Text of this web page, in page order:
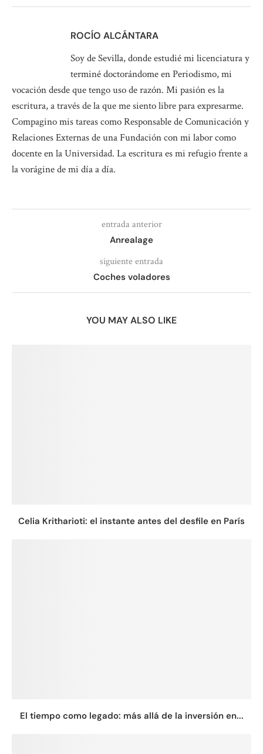
ROCÍO ALCÁNTARA
Soy de Sevilla, donde estudié mi licenciatura y
terminé doctorándome en Periodismo, mi
vocación desde que tengo uso de razón. Mi pasión es la
escritura, a través de la que me siento libre para expresarme.
Compagino mis tareas como Responsable de Comunicación y
Relaciones Externas de una Fundación con mi labor como
docente en la Universidad. La escritura es mi refugio frente a
la vorágine de mi día a día.
entrada anterior
Anrealage
siguiente entrada
Coches voladores
YOU MAY ALSO LIKE
Celia Kritharioti: el instante antes del desfile en París
El tiempo como legado: más allá de la inversión en...